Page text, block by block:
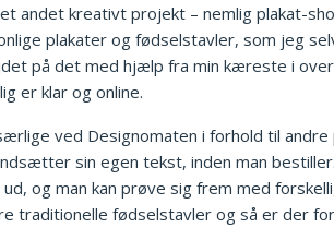
andet kreativt projekt – nemlig plakat-
plakater og fødselstavler, som jeg
på det med hjælp fra min kæreste i
er klar og online.
ved Designomaten i forhold til
sin egen tekst, inden man
og man kan prøve sig frem med
traditionelle fødselstavler og så er der